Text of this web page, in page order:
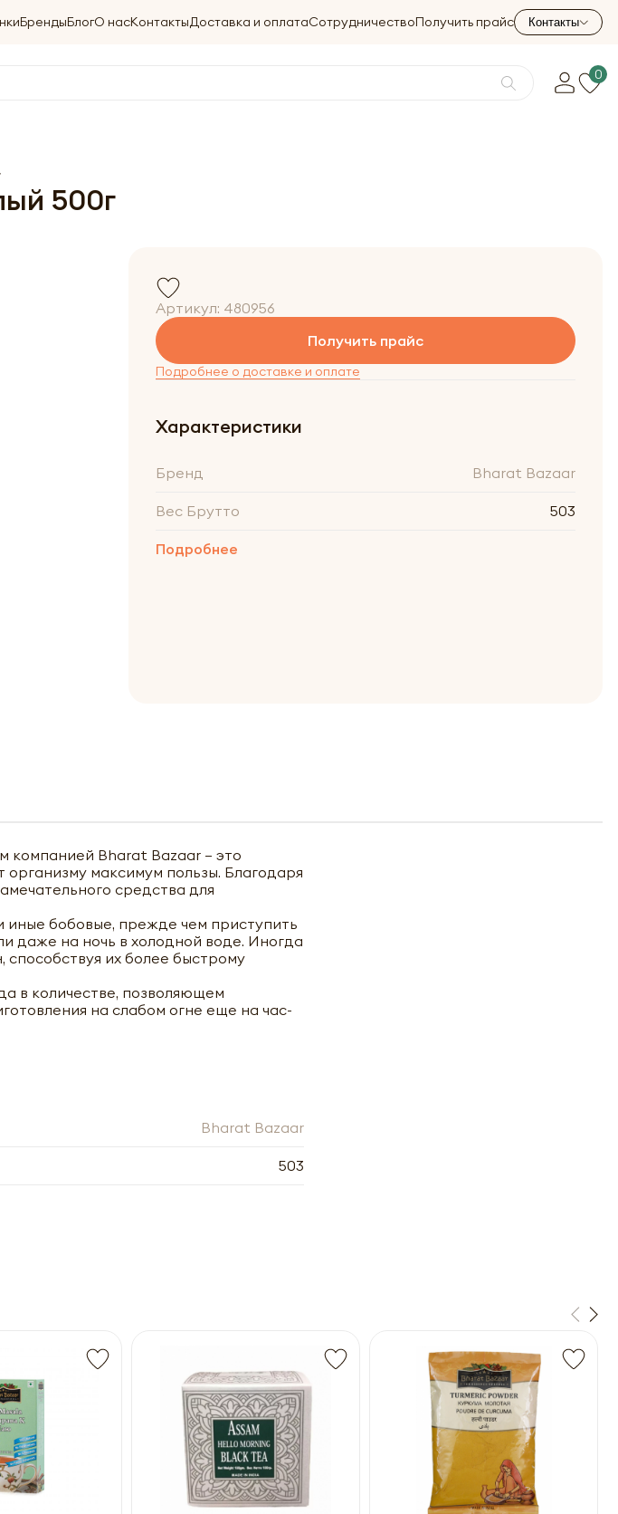
БрендыБлогО насКонтактыДоставка и оплатаСотрудничествоПолучить прайс Контакты
0
500г
Артикул: 480956
Получить прайс
Подробнее о доставке и оплате
Характеристики
Бренд Bharat Bazaar
Вес Брутто 503
Подробнее
компанией Bharat Bazaar – это
организму максимум пользы. Благодаря
средства для
иные бобовые, прежде чем приступить
даже на ночь в холодной воде. Иногда
способствуя их более быстрому
в количестве, позволяющем
на слабом огне еще на час-
Bharat Bazaar
503
лист